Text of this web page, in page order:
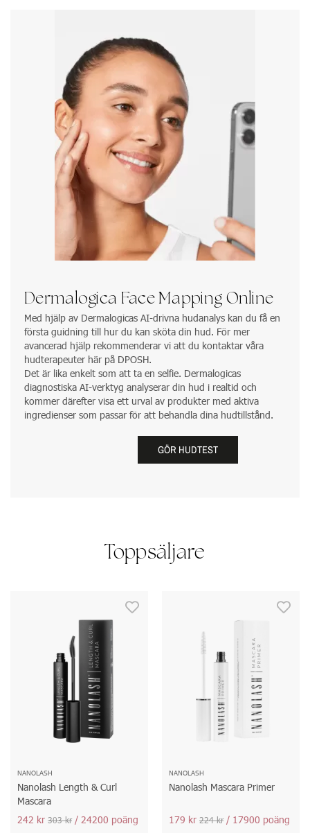
Dermalogica Face Mapping Online
Med hjälp av Dermalogicas AI-drivna hudanalys kan du få en
första guidning till hur du kan sköta din hud. För mer
avancerad hjälp rekommenderar vi att du kontaktar våra
hudterapeuter här på DPOSH.
Det är lika enkelt som att ta en selfie. Dermalogicas
diagnostiska AI-verktyg analyserar din hud i realtid och
kommer därefter visa ett urval av produkter med aktiva
ingredienser som passar för att behandla dina hudtillstånd.
GÖR HUDTEST
Toppsäljare
NANOLASH
Nanolash Length & Curl
Mascara
242 kr 303 kr/ 24200 poäng
NANOLASH
Nanolash Mascara Primer
179 kr 224 kr/ 17900 poäng